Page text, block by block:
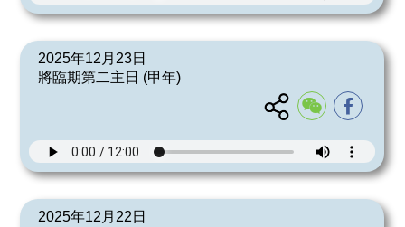
2025年12月23日
將臨期第二主日 (甲年)
2025年12月22日